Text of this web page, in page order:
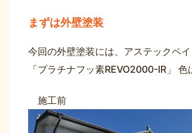
まずは外壁塗装
今回の外壁塗装には、アステックペ
「プラチナフッ素REVO2000-IR」
施工前